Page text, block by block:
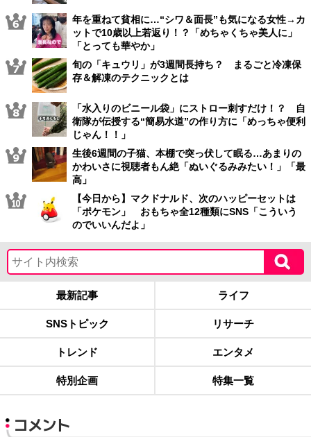
年を重ねて貧相に…“シワ＆面長”も気になる女性→カ
ットで10歳以上若返り！？「めちゃくちゃ美人に」
「とっても華やか」
旬の「キュウリ」が3週間長持ち？ まるごと冷凍保
存＆解凍のテクニックとは
「水入りのビニール袋」にストロー刺すだけ！？ 自
衛隊が伝授する“簡易水道”の作り方に「めっちゃ便利
じゃん！！」
生後6週間の子猫、本棚で突っ伏して眠る…あまりの
かわいさに視聴者もん絶「ぬいぐるみみたい！」「最
高」
【今日から】マクドナルド、次のハッピーセットは
「ポケモン」 おもちゃ全12種類にSNS「こういう
のでいいんだよ」
最新記事 ライフ
SNSトピック リサーチ
トレンド エンタメ
特別企画 特集一覧
コメント